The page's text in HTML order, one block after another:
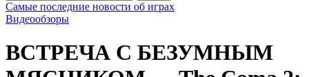
Самые последние новости об играх
Видеообзоры
ВСТРЕЧА С БЕЗУМНЫМ